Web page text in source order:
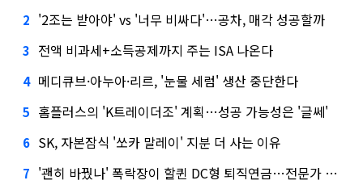
2 '2조는 받아야' vs '너무 비싸다'…공차, 매각 성공할까
3 전액 비과세+소득공제까지 주는 ISA 나온다
4 메디큐브·아누아·리르, '눈물 세럼' 생산 중단한다
5 홈플러스의 'K트레이더조' 계획…성공 가능성은 '글쎄'
6 SK, 자본잠식 '쏘카 말레이' 지분 더 사는 이유
7 '괜히 바꿨나' 폭락장이 할퀸 DC형 퇴직연금…전문가 조언은